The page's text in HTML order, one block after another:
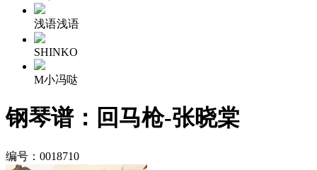
浅语浅语
SHINKO
M小冯哒
钢琴谱：回马枪-张晓棠
编号：0018710